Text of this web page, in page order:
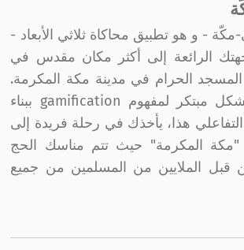
مكّة - و هو تطبيق محاكاة ثلاثي الأبعاد -
الرائعة إلى أكثر مكان مقدس في
المسجد الحرام في مدينة مكة المكرمة.
فأن استخدامنا بشكل مبتكر لمفهوم gamification ببناء
التفاعلي هذا، يأخذك في رحلة فريدة إلى
"مكة المكرمة" حيث تتم مناسك الحج
قبل الملايين من المسلمين من جميع